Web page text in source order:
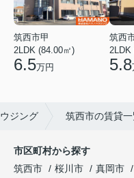
筑西市甲
2LDK (84.00㎡)
6.5万円
筑西
2LDK
5.8
ジング 筑西市の賃貸
市区町村から探す
筑西市
桜川市 真岡市